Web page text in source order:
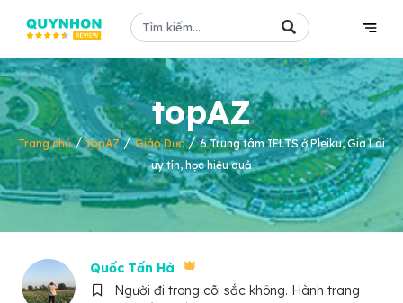
topAZ
Trang chủ/topAZ/Giáo Dục/6 Trung tâm IELTS ở Pleiku, Gia Lai
uy tín, học hiệu quả
Quốc Tấn Hà
Người đi trong cõi sắc không. Hành trang